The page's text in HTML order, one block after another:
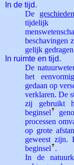
In de tijd.
De
tijdelijk
beschavingen
gelijk
In ruimte en tijd.
De
het
gedaan op
verklaren. De
zij gebruikt
beginsel ꜛ
processen
op grote
geweest zijn.
beginsel ꜛ .
In de